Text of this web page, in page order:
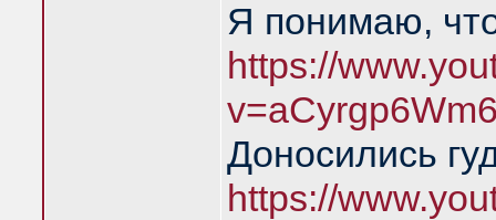
Я понимаю,
https://
Доносились
https://